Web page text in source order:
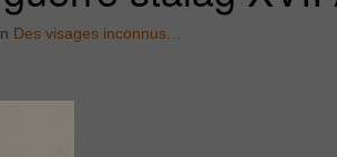
Des visages inconnus…